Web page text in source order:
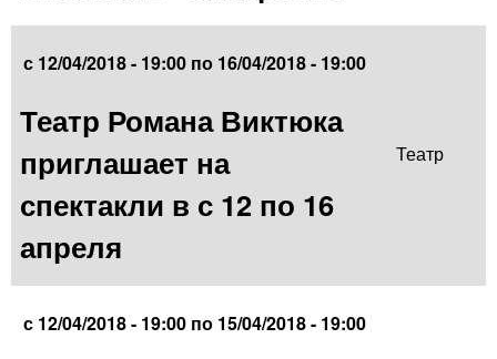
с 12/04/2018 - 19:00 по 16/04/2018 - 19:00
Театр Романа Виктюка
приглашает на
спектакли в с 12 по 16
апреля
Театр
с 12/04/2018 - 19:00 по 15/04/2018 - 19:00